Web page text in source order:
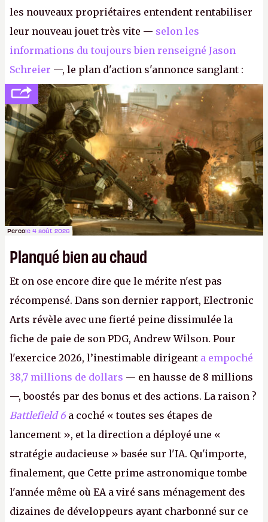
les nouveaux propriétaires entendent rentabiliser
leur nouveau jouet très vite — selon les
informations du toujours bien renseigné Jason
Schreier —, le plan d'action s'annonce sanglant :
réductions de coûts drastiques, fermetures de
studios et licenciements massifs. En gros, essorer
FCetBattlefield, puis virer le reste.P.
Percole 4 août 2026
Planqué bien au chaud
Et on ose encore dire que le mérite n'est pas
récompensé. Dans son dernier rapport, Electronic
Arts révèle avec une fierté peine dissimulée la
fiche de paie de son PDG, Andrew Wilson. Pour
l'exercice 2026, l’inestimable dirigeant a empoché
38,7 millions de dollars — en hausse de 8 millions
—, boostés par des bonus et des actions. La raison ?
Battlefield 6 a coché « toutes ses étapes de
lancement », et la direction a déployé une «
stratégie audacieuse » basée sur l'IA. Qu'importe,
finalement, que Cette prime astronomique tombe
l'année même où EA a viré sans ménagement des
dizaines de développeurs ayant charbonné sur ce